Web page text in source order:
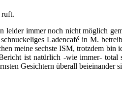
ruft.
leider immer noch nicht möglich
Ladencafé in M.
meine sechste ISM, trotzdem
ist natürlich -wie immer-
Gesichtern überall beieinander